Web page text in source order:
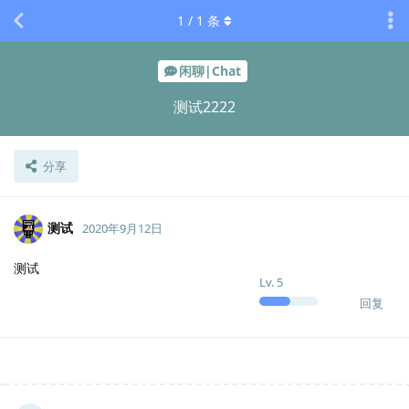
闲聊|Chat
测试2222
分享
1 / 1 条
测试
Lv. 5
2020年9月12日
测试
回复